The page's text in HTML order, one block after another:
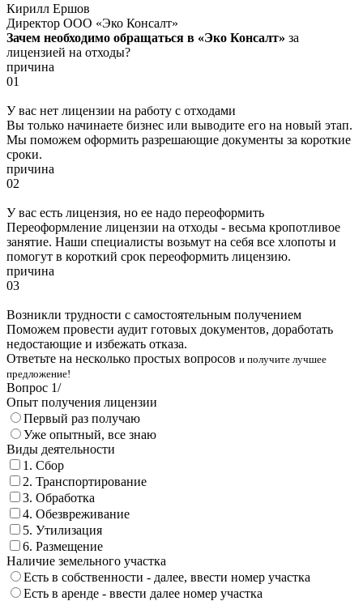
Кирилл Ершов
Директор ООО «Эко Консалт»
Зачем необходимо обращаться в «Эко Консалт» за
лицензией на отходы?
причина
01
У вас нет лицензии на работу с отходами
Вы только начинаете бизнес или выводите его на новый этап.
Мы поможем оформить разрешающие документы за короткие
сроки.
причина
02
У вас есть лицензия, но ее надо переоформить
Переоформление лицензии на отходы - весьма кропотливое
занятие. Наши специалисты возьмут на себя все хлопоты и
помогут в короткий срок переоформить лицензию.
причина
03
Возникли трудности с самостоятельным получением
Поможем провести аудит готовых документов, доработать
недостающие и избежать отказа.
Ответьте на несколько простых вопросов и получите лучшее
предложение!
Вопрос 1/
Опыт получения лицензии
Первый раз получаю
Уже опытный, все знаю
Виды деятельности
1. Сбор
2. Транспортирование
3. Обработка
4. Обезвреживание
5. Утилизация
6. Размещение
Наличие земельного участка
Есть в собственности - далее, ввести номер участка
Есть в аренде - ввести далее номер участка